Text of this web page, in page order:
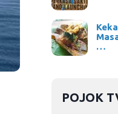
…
POJOK